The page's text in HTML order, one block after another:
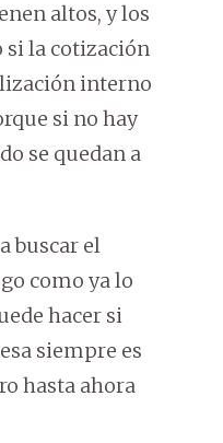
altos, y los
si la cotización
interno
si no hay
se quedan a
buscar el
como ya lo
hacer si
siempre es
hasta ahora